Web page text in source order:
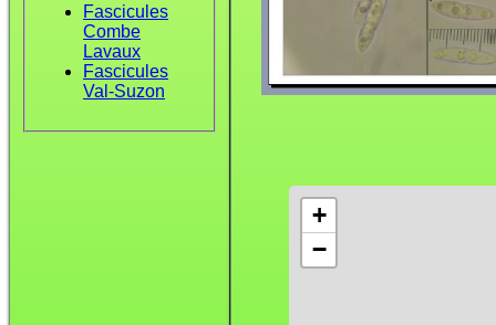
Fascicules
Combe
Lavaux
Fascicules
Val-Suzon
+
−